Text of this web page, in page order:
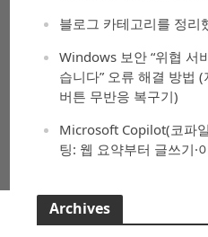
블로그 카테고리를 정리
Windows 보안 “위협 서
습니다” 오류 해결 방법
버튼 무반응 복구기)
Microsoft Copilot(코파
팅: 웹 요약부터 글쓰기·
Archives